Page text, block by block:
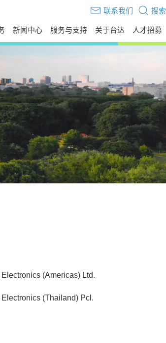
搜索
联系我们
新闻中心 服务与支持
询
查询
达合作伙伴
关于台达 人才招募
Electronics (Americas) Ltd.
Electronics (Thailand) Pcl.